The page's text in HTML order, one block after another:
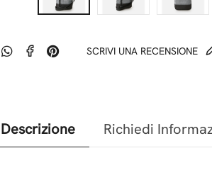
SCRIVI UNA RECENSIONE
Descrizione Richiedi